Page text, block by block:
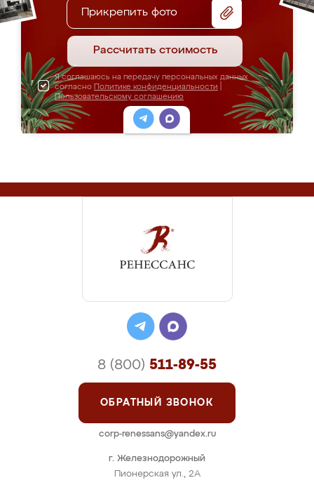
Прикрепить фото
Рассчитать стоимость
Я соглашаюсь на передачу персональных данных
согласно Политике конфиденциальности
Пользовательскому соглашению
г. Железнодорожный
Пионерская ул., 2А
8 (800) 511-89-55
ОБРАТНЫЙ ЗВОНОК
corp-renessans@yandex.ru